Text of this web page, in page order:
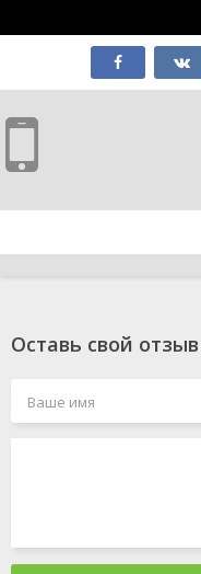
Оставь свой отзыв